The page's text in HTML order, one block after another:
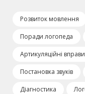
Розвиток мовлення
Поради логопеда
Артикуляційні вправи
Постановка звуків
Діагностика